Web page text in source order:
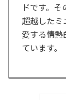
ドです。
超越した
愛する情
ています。